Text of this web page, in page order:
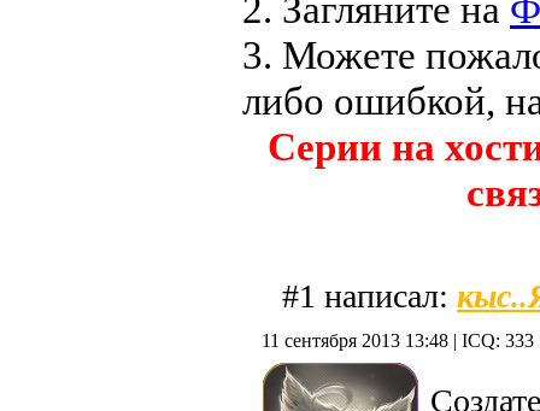
2. Загляните на
3. Можете
либо ошибкой,
Серии на
#1 написал:
11 сентября 2013 13:48 | ICQ: 333